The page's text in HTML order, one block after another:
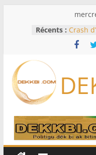
Récents : Crash
Musk
Diallo
Lions
À
75 côté